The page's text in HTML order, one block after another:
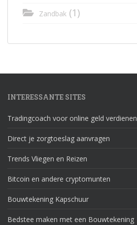
Zandbak (1)
INTERESSANTE SITES
Tradingcoach voor online geld verdienen
Direct je zorgtoeslag aanvragen
Trends Vliegen en Reizen
Bitcoin en andere cryptomunten
Bouwtekening Kapschuur
Bedstee maken met een Bouwtekening